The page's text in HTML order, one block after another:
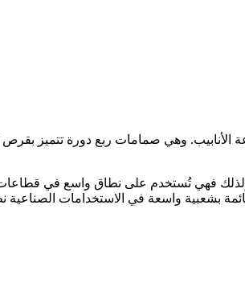
الأنابيب. وهي صمامات ربع دورة تتميز
ولذلك فهي تُستخدم على نطاق واسع في
واسعة في الاستخدامات الصناعية